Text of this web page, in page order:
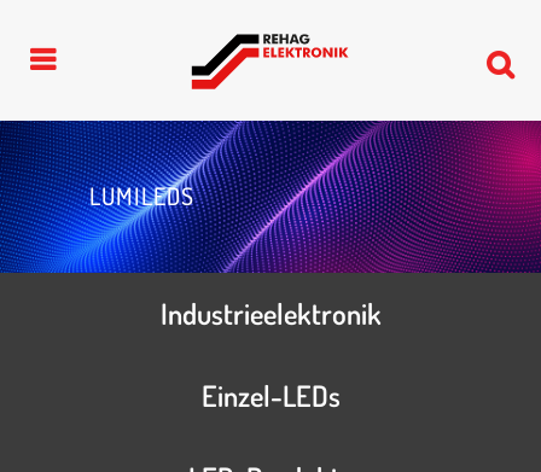
LUMILEDS
Industrieelektronik
Einzel-LEDs